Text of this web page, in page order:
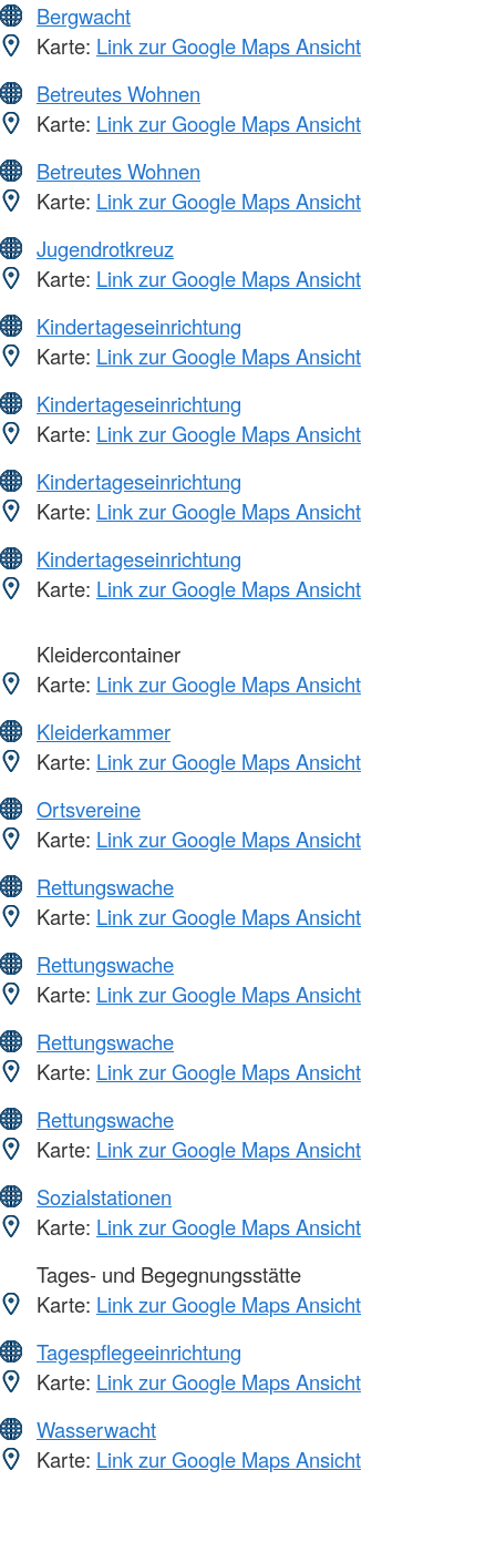
Bergwacht
Karte: Link zur Google Maps Ansicht
Betreutes Wohnen
Karte: Link zur Google Maps Ansicht
Betreutes Wohnen
Karte: Link zur Google Maps Ansicht
Jugendrotkreuz
Karte: Link zur Google Maps Ansicht
Kindertageseinrichtung
Karte: Link zur Google Maps Ansicht
Kindertageseinrichtung
Karte: Link zur Google Maps Ansicht
Kindertageseinrichtung
Karte: Link zur Google Maps Ansicht
Kindertageseinrichtung
Karte: Link zur Google Maps Ansicht
Kleidercontainer
Karte: Link zur Google Maps Ansicht
Kleiderkammer
Karte: Link zur Google Maps Ansicht
Ortsvereine
Karte: Link zur Google Maps Ansicht
Rettungswache
Karte: Link zur Google Maps Ansicht
Rettungswache
Karte: Link zur Google Maps Ansicht
Rettungswache
Karte: Link zur Google Maps Ansicht
Rettungswache
Karte: Link zur Google Maps Ansicht
Sozialstationen
Karte: Link zur Google Maps Ansicht
Tages- und Begegnungsstätte
Karte: Link zur Google Maps Ansicht
Tagespflegeeinrichtung
Karte: Link zur Google Maps Ansicht
Wasserwacht
Karte: Link zur Google Maps Ansicht